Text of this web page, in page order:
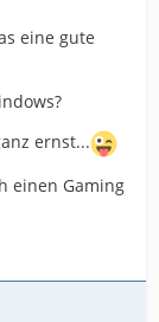
eine gute
ernst...
einen Gaming